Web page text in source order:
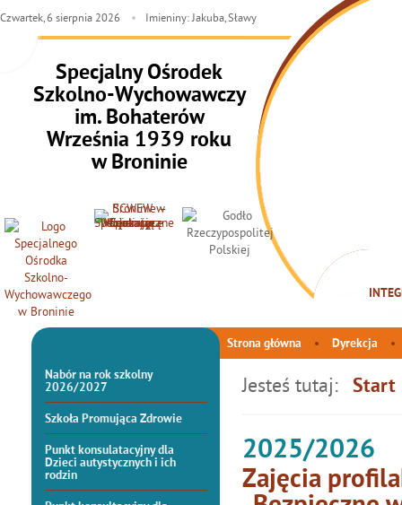
Specjalny Ośrodek
Szkolno-Wychowawczy
im. Bohaterów
Września 1939 roku
w Broninie
Czwartek, 6 sierpnia 2026 Imieniny: Jakuba, Sławy
Strona główna Dyrekcja
Nabór na rok szkolny
2026/2027
Szkoła Promująca Zdrowie
Punkt konsulatacyjny dla
Dzieci autystycznych i ich
rodzin
Jesteś tutaj: Start
2025/2026
Zajęcia